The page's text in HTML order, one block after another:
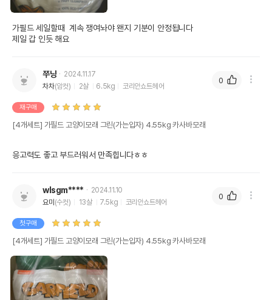
가필드 세일할때  계속 쟁여놔야 왠지 기분이 안정됩니다
제일 갑 인듯 해요
쭈냥
2024.11.17
차차(암컷) 2살 6.5kg 코리안쇼트헤어
재구매
[4개세트] 가필드 고양이모래 그린(가는입자) 4.55kg 카사바모래
응고력도 좋고 부드러워서 만족힙니다ㅎㅎ
0
wlsgm****
2024.11.10
요미 (수컷) 13살 7.5kg 코리안쇼트헤어
첫구매
[4개세트] 가필드 고양이모래 그린(가는입자) 4.55kg 카사바모래
0